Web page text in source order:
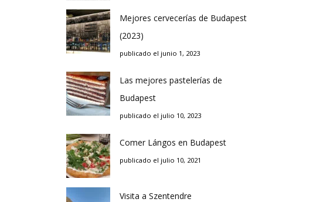
Mejores cervecerías de Budapest
(2023)
publicado el junio 1, 2023
Las mejores pastelerías de
Budapest
publicado el julio 10, 2023
Comer Lángos en Budapest
publicado el julio 10, 2021
Visita a Szentendre